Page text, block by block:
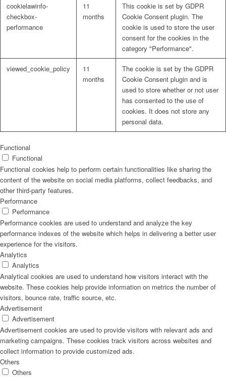
cookielawinfo-
checkbox-
performance
11
months
This cookie is set by GDPR
Cookie Consent plugin. The
cookie is used to store the user
consent for the cookies in the
category "Performance".
viewed_cookie_policy
11
months
The cookie is set by the GDPR
Cookie Consent plugin and is
used to store whether or not user
has consented to the use of
cookies. It does not store any
personal data.
Functional
Functional
Functional cookies help to perform certain functionalities like sharing the
content of the website on social media platforms, collect feedbacks, and
other third-party features.
Performance
Performance
Performance cookies are used to understand and analyze the key
performance indexes of the website which helps in delivering a better user
experience for the visitors.
Analytics
Analytics
Analytical cookies are used to understand how visitors interact with the
website. These cookies help provide information on metrics the number of
visitors, bounce rate, traffic source, etc.
Advertisement
Advertisement
Advertisement cookies are used to provide visitors with relevant ads and
marketing campaigns. These cookies track visitors across websites and
collect information to provide customized ads.
Others
Others